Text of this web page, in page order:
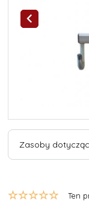
Zasoby
Ten